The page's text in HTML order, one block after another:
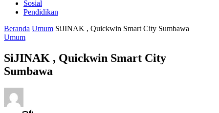
Sosial
Pendidikan
Beranda Umum SiJINAK , Quickwin Smart City Sumbawa
Umum
SiJINAK , Quickwin Smart City
Sumbawa